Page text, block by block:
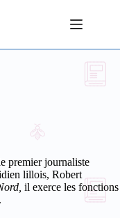
premier journaliste
lillois, Robert
il exerce les fonctions